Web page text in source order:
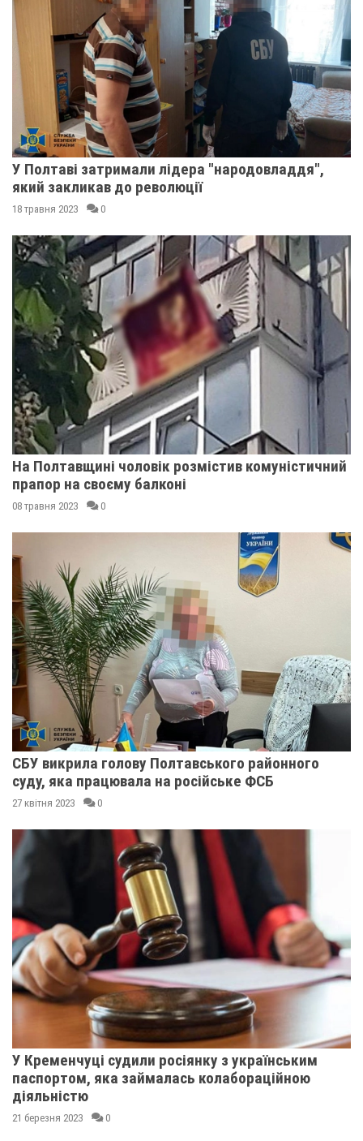
У Полтаві затримали лідера "народовладдя",
який закликав до революції
18 травня 2023 0
На Полтавщині чоловік розмістив комуністичний
прапор на своєму балконі
08 травня 2023 0
СБУ викрила голову Полтавського районного
суду, яка працювала на російське ФСБ
27 квітня 2023 0
У Кременчуці судили росіянку з українським
паспортом, яка займалась колабораційною
діяльністю
21 березня 2023 0